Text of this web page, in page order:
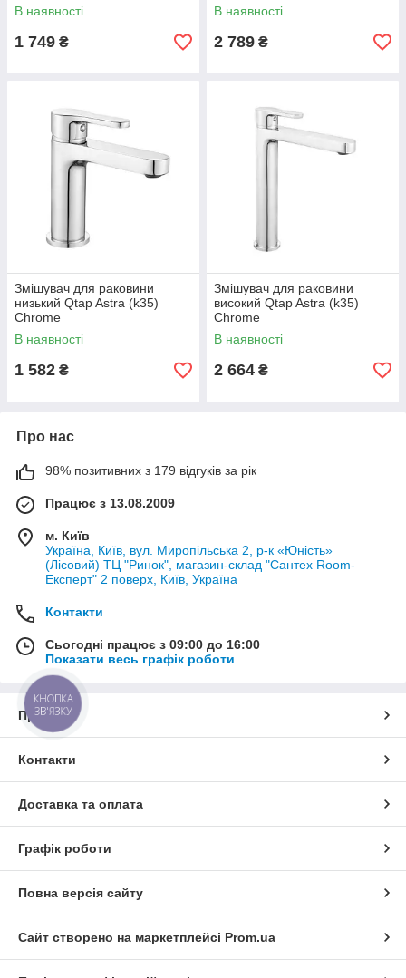
В наявності
1 749 ₴
В наявності
2 789 ₴
Змішувач для раковини
низький Qtap Astra (k35)
Chrome
QTAST270CRM49713
В наявності
1 582 ₴
Змішувач для раковини
високий Qtap Astra (k35)
Chrome
QTAST269CRM49714
В наявності
2 664 ₴
Про нас
98% позитивних з 179 відгуків за рік
Працює з 13.08.2009
м. Київ
Україна, Київ, вул. Миропільська 2, р-к «Юність»
(Лісовий) ТЦ "Ринок", магазин-склад "Сантех Room-
Експерт" 2 поверх, Київ, Україна
Контакти
Сьогодні працює з 09:00 до 16:00
Показати весь графік роботи
Про нас
Контакти
Доставка та оплата
Графік роботи
Повна версія сайту
Сайт створено на маркетплейсі Prom.ua
КНОПКА
ЗВ'ЯЗКУ